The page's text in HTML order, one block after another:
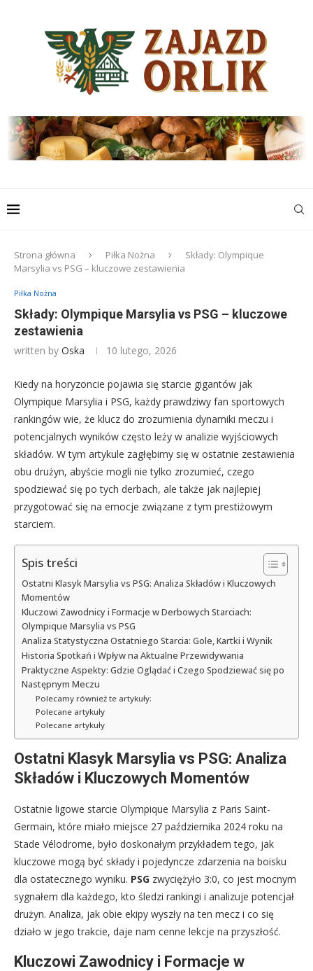
Strona główna Piłka Nożna
Składy: Olympique
Marsylia vs PSG – kluczowe zestawienia
Piłka Nożna
Składy: Olympique Marsylia vs PSG – kluczowe
zestawienia
written by Oska 10 lutego, 2026
Kiedy na horyzoncie pojawia się starcie gigantów jak
Olympique Marsylia i PSG, każdy prawdziwy fan sportowych
rankingów wie, że klucz do zrozumienia dynamiki meczu i
potencjalnych wyników często leży w analizie wyjściowych
składów. W tym artykule zagłębimy się w ostatnie zestawienia
obu drużyn, abyście mogli nie tylko zrozumieć, czego
spodziewać się po tych derbach, ale także jak najlepiej
przygotować się na emocje związane z tym prestiżowym
starciem.
Spis treści
Ostatni Klasyk Marsylia vs PSG: Analiza Składów i Kluczowych
Momentów
Kluczowi Zawodnicy i Formacje w Derbowych Starciach:
Olympique Marsylia vs PSG
Analiza Statystyczna Ostatniego Starcia: Gole, Kartki i Wynik
Historia Spotkań i Wpływ na Aktualne Przewidywania
Praktyczne Aspekty: Gdzie Oglądać i Czego Spodziewać się po
Następnym Meczu
Polecamy również te artykuły:
Polecane artykuły
Polecane artykuły
Ostatni Klasyk Marsylia vs PSG: Analiza
Składów i Kluczowych Momentów
Ostatnie ligowe starcie Olympique Marsylia z Paris Saint-
Germain, które miało miejsce 27 października 2024 roku na
Stade Vélodrome, było doskonałym przykładem tego, jak
kluczowe mogą być składy i pojedyncze zdarzenia na boisku
dla ostatecznego wyniku. PSG zwyciężyło 3:0, co jest mocnym
sygnałem dla każdego, kto śledzi rankingi i analizuje potencjał
drużyn. Analiza, jak obie ekipy wyszły na ten mecz i co się
działo w jego trakcie, daje nam cenne lekcje na przyszłość.
Kluczowi Zawodnicy i Formacje w